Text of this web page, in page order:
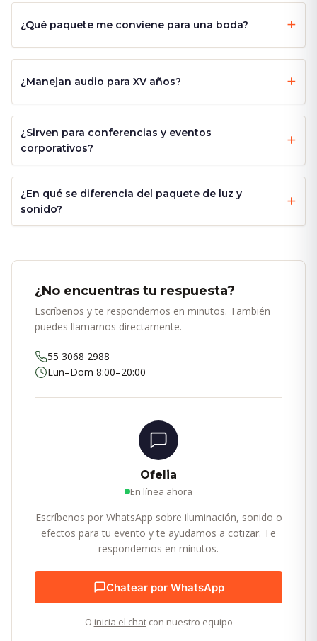
¿Qué paquete me conviene para una boda?
¿Manejan audio para XV años?
¿Sirven para conferencias y eventos
corporativos?
¿En qué se diferencia del paquete de luz y
sonido?
¿No encuentras tu respuesta?
Escríbenos y te respondemos en minutos. También
puedes llamarnos directamente.
55 3068 2988
Lun–Dom 8:00–20:00
Ofelia
En línea ahora
Escríbenos por WhatsApp sobre iluminación, sonido o
efectos para tu evento y te ayudamos a cotizar. Te
respondemos en minutos.
Chatear por WhatsApp
O inicia el chatcon nuestro equipo